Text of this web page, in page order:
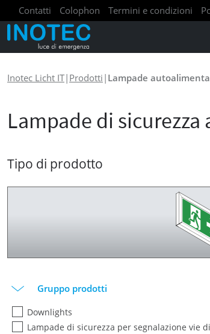
Contatti Colophon Termini e condizioni
Inotec Licht IT| Prodotti | Lampade
Lampade di
Tipo di prodotto
Gruppo prodotti
Downlights
Lampade di sicurezza per segnalazione vie